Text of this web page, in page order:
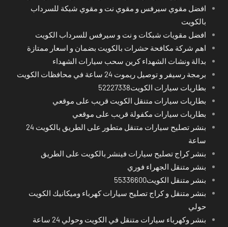
افضل مقوي سيرفس و مقوي نت و مقوي شبكة للسرداب
بالكويت
افضل مقويات شبكات و نت و سيرفس للسرداب الكويت
اهم شركة مكافحة حشرات بالكويت بضمان و اسعار ممتازة
بدالة ونشات الشهداء كرين سحب سيارات الشهداء
برمجة رسيفر و توصيل ريموت 24 ساعة في محافظات الكويت
بطاريات سيارات الكويت52227338
بطاريات سيارات متنقل الكويت قريب على موقعي
بطاريات سيارات مكفولة قريب على موقعي
بنشر تصليح سيارات متنقل متطور على الطريق بالكويت 24
ساعة
بنشر كراج تصليح سيارات فينشر بالكويت على الطريق
بنشر متنقل الجهراء فوري
بنشر متنقل الكويت55336600
بنشر متنقل و كراج تصليح سيارات كهرباء وميكانيك الكويت
حولي
بنشر وكهرباء سيارات متنقل في الكويت وحولي 24 ساعة